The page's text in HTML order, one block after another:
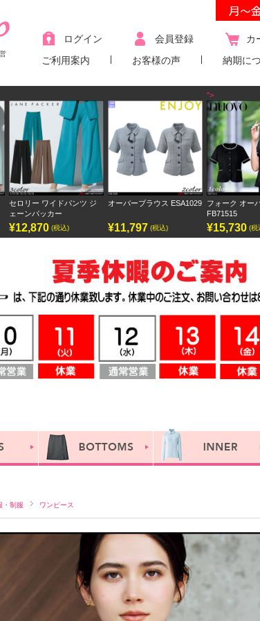
ログイン 会員登録
カ
ご利用案内
お客様の声 納期に
ドパンツ ジ
ー
(税込)
オーバーブラウス ESA1029
¥11,797 (税込)
フォーク オーバーブラウス
¥15,730 (税込)
・制服 ワンピース